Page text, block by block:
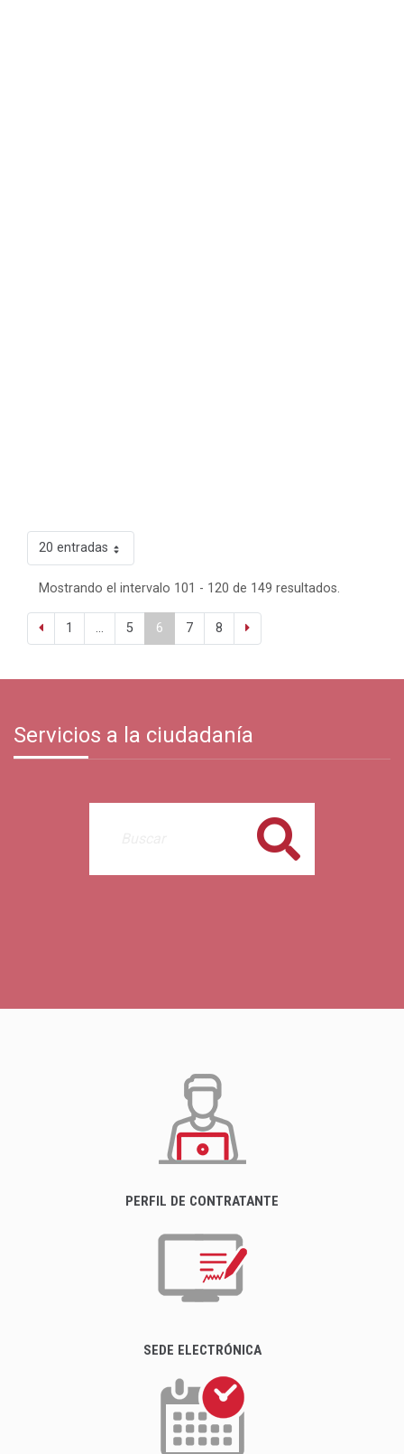
20 entradas
Mostrando el intervalo 101 - 120 de 149 resultados.
1 ... 5 6 7 8
Servicios a la ciudadanía
Buscar
PERFIL DE CONTRATANTE
SEDE ELECTRÓNICA